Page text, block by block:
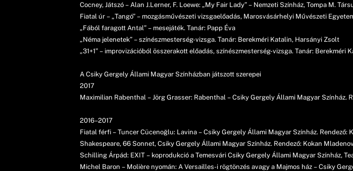
Cocney, Játszó – Alan J.Lerner, F. Loewe: „My Fair Lady” – Nemzeti Színház, Tompa M.
Fiatal úr – „Tangó” – mozgásművészeti vizsgaelőadás, Marosvásárhelyi Művészeti
„Fából faragott Antal” – mesejáték. Tanár: Papp Éva
„Néma jelenetek” – színészmesterség-vizsga. Tanár: Berekméri Katalin, Harsányi Zsolt
„31+1” – improvizációból összerakott előadás, színészmesterség-vizsga. Tanár: Berekméri
A Csiky Gergely Állami Magyar Színházban játszott szerepei
2017
Maximilian Rabenthal – Jörg Grasser: Rabenthal – Csiky Gergely Állami Magyar Színház.
2016–2017
Fiatal férfi – Tuncer Cücenoğlu: Lavina – Csiky Gergely Állami Magyar Színház. Rendező:
Shakespeare, 66 Sonnet, Csiky Gergely Állami Magyar Színház. Rendező: Kokan
Schilling Árpád: EXIT – koprodukció a Temesvári Csiky Gergely Állami Magyar Színház,
Michel Baron – Molière nyomán: A Versailles-i rögtönzés avagy a Majmos ház – Csiky